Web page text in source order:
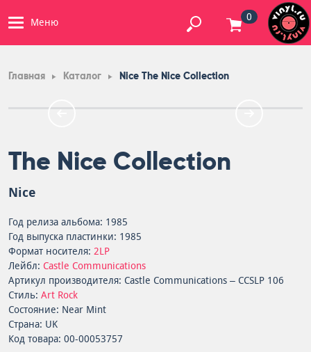
Меню 0
Главная Каталог Nice The Nice Collection
The Nice Collection
Nice
Год релиза альбома: 1985
Год выпуска пластинки: 1985
Формат носителя: 2LP
Лейбл: Castle Communications
Артикул производителя: Castle Communications – CCSLP 106
Стиль: Art Rock
Состояние: Near Mint
Страна: UK
Код товара: 00-00053757